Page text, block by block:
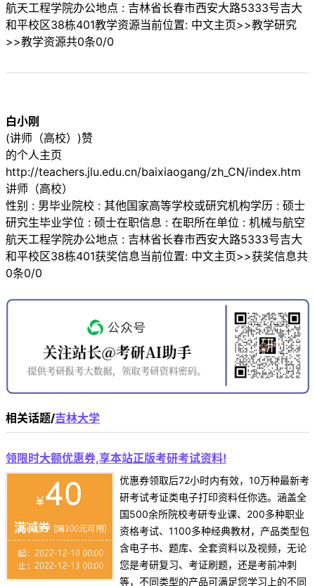
航天工程学院办公地点 : 吉林省长春市西安大路5333号吉大
和平校区38栋401教学资源当前位置: 中文主页>>教学研究
>>教学资源共0条0/0
白小刚
(讲师（高校）)赞
的个人主页
http://teachers.jlu.edu.cn/baixiaogang/zh_CN/index.htm
讲师（高校）
性别 : 男毕业院校 : 其他国家高等学校或研究机构学历 : 硕士
研究生毕业学位 : 硕士在职信息 : 在职所在单位 : 机械与航空
航天工程学院办公地点 : 吉林省长春市西安大路5333号吉大
和平校区38栋401获奖信息当前位置: 中文主页>>获奖信息共
0条0/0
相关话题/吉林大学
领限时大额优惠券,享本站正版考研考试资料!
优惠券领取后72小时内有效，10万种最新考
研考试考证类电子打印资料任你选。涵盖全
国500余所院校考研专业课、200多种职业
资格考试、1100多种经典教材，产品类型包
含电子书、题库、全套资料以及视频，无论
您是考研复习、考证刷题，还是考前冲刺
等，不同类型的产品可满足您学习上的不同